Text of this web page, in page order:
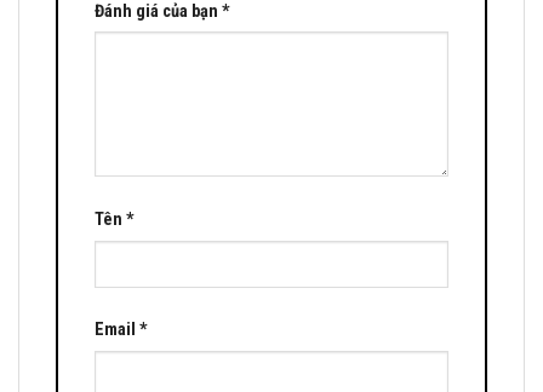
Đánh giá của bạn *
Tên *
Email *